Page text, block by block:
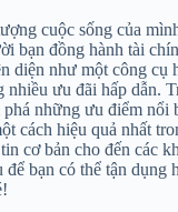
cuộc sống của
bạn đồng hành tài
diện như một công cụ
ưu đãi hấp dẫn.
những ưu điểm nổi
cách hiệu quả nhất
cơ bản cho đến các
bạn có thể tận dụng